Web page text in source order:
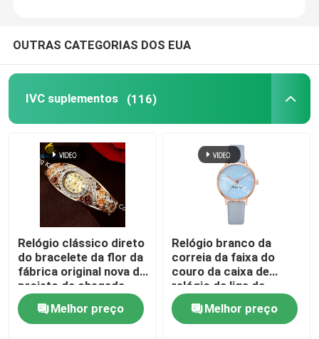
Suplementos ao sistema nervoso
suplementos à saúde das mulheres
Suplemento à vitamina E
Suplementos à gestão do peso
OUTRAS CATEGORIAS DOS EUA
IVC suplementos (116)
Relógio clássico direto
do bracelete da flor da
fábrica original nova do
projeto da chegada
WJ-6534
Melhor preço
Relógio branco da
correia da faixa do
couro da caixa de
relógio da liga da
mulher da forma do
presente de boa
qualidade WJ-8453
Melhor preço